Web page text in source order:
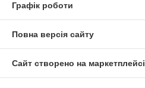
Графік роботи
Повна версія сайту
Сайт створено на маркетплейсі